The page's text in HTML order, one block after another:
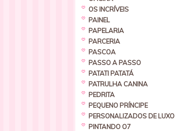
OS INCRÍVEIS
PAINEL
PAPELARIA
PARCERIA
PASCOA
PASSO A PASSO
PATATI PATATÁ
PATRULHA CANINA
PEDRITA
PEQUENO PRÍNCIPE
PERSONALIZADOS DE LUXO
PINTANDO O7